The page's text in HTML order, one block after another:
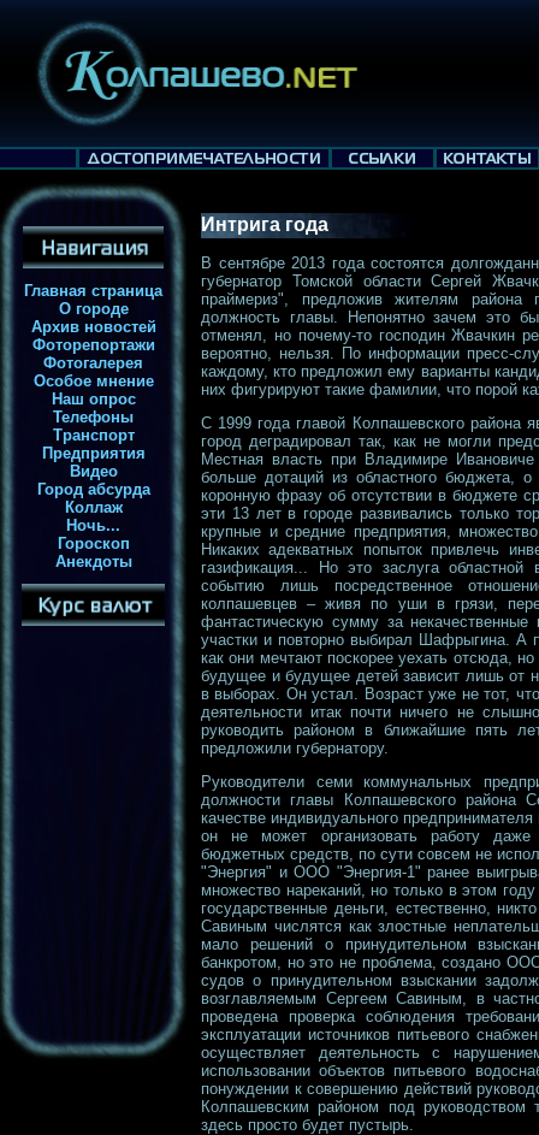
Главная страница
О городе
Архив новостей
Фоторепортажи
Фотогалерея
Особое мнение
Наш опрос
Телефоны
Транспорт
Предприятия
Видео
Город абсурда
Коллаж
Ночь...
Гороскоп
Анекдоты
Интрига года
В сентябре 2013 года состоятся
губернатор Томской области Сергей
праймериз", предложив жителям района
должность главы. Непонятно зачем это
отменял, но почему-то господин Жвачкин
вероятно, нельзя. По информации пресс-
каждому, кто предложил ему варианты
них фигурируют такие фамилии, что порой
С 1999 года главой Колпашевского
город деградировал так, как не могли
Местная власть при Владимире
больше дотаций из областного бюджета,
коронную фразу об отсутствии в бюджете
эти 13 лет в городе развивались только
крупные и средние предприятия,
Никаких адекватных попыток привлечь
газификация... Но это заслуга
событию лишь посредственное
колпашевцев – живя по уши в грязи,
фантастическую сумму за
участки и повторно выбирал Шафрыгина. А
как они мечтают поскорее уехать отсюда,
будущее и будущее детей зависит лишь от
в выборах. Он устал. Возраст уже не тот,
деятельности итак почти ничего не
руководить районом в ближайшие пять
предложили губернатору.
Руководители семи коммунальных
должности главы Колпашевского района
качестве индивидуального
он не может организовать работу даже
бюджетных средств, по сути совсем не
"Энергия" и ООО "Энергия-1" ранее
множество нареканий, но только в этом
государственные деньги, естественно,
Савиным числятся как злостные
мало решений о принудительном
банкротом, но это не проблема, создано
судов о принудительном взыскании
возглавляемым Сергеем Савиным, в
проведена проверка соблюдения
эксплуатации источников питьевого
осуществляет деятельность с
использовании объектов питьевого
понуждении к совершению действий
Колпашевским районом под руководством
здесь просто будет пустырь.